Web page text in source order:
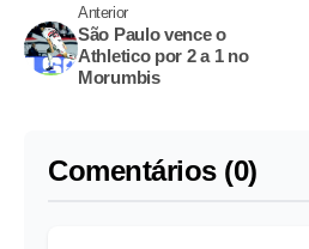
Anterior
São Paulo vence o
Athletico por 2 a 1 no
Morumbis
Comentários (0)